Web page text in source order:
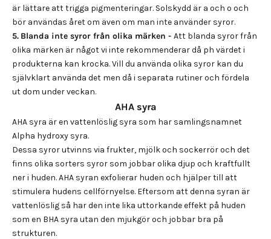
är lättare att trigga pigmenteringar. Solskydd är a och o och
bör användas året om även om man inte använder syror.
5. Blanda inte syror från olika märken - Att blanda syror från
olika märken är något vi inte rekommenderar då ph värdet i
produkterna kan krocka. Vill du använda olika syror kan du
självklart använda det men då i separata rutiner och fördela
ut dom under veckan.
AHA syra
AHA syra är en vattenlöslig syra som har samlingsnamnet
Alpha hydroxy syra.
Dessa syror utvinns via frukter, mjölk och sockerrör och det
finns olika sorters syror som jobbar olika djup och kraftfullt
ner i huden. AHA syran exfolierar huden och hjälper till att
stimulera hudens cellförnyelse. Eftersom att denna syran är
vattenlöslig så har den inte lika uttorkande effekt på huden
som en BHA syra utan den mjukgör och jobbar bra på
strukturen.